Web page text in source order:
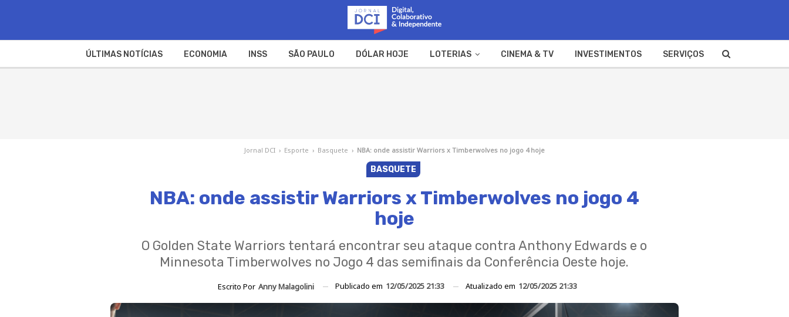
ÚLTIMAS NOTÍCIAS ECONOMIA INSS SÃO PAULO DÓLAR HOJE LOTERIAS CINEMA & TV INVESTIMENTOS SERVIÇOS
Jornal DCI › Esporte › Basquete › NBA: onde assistir Warriors x Timberwolves no jogo 4 hoje
BASQUETE
NBA: onde assistir Warriors x Timberwolves no jogo 4
hoje
O Golden State Warriors tentará encontrar seu ataque contra Anthony Edwards e o
Minnesota Timberwolves no Jogo 4 das semifinais da Conferência Oeste hoje.
Escrito Por Anny Malagolini Publicado em 12/05/2025 21:33 Atualizado em 12/05/2025 21:33